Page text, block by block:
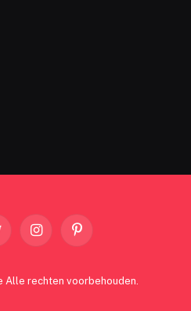
InstagramPinterest
rechten voorbehouden.